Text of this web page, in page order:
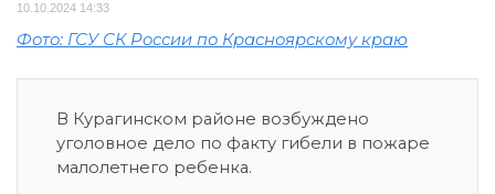
10.10.2024 14:33
Фото: ГСУ СК России по Красноярскому краю
В Курагинском районе возбуждено
уголовное дело по факту гибели в пожаре
малолетнего ребенка.